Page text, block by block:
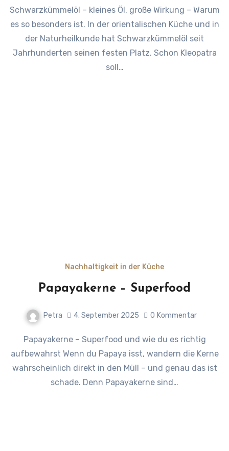
Schwarzkümmelöl – kleines Öl, große Wirkung – Warum
es so besonders ist. In der orientalischen Küche und in
der Naturheilkunde hat Schwarzkümmelöl seit
Jahrhunderten seinen festen Platz. Schon Kleopatra
soll…
Nachhaltigkeit in der Küche
Papayakerne – Superfood
Petra 4. September 2025 0 Kommentar
Papayakerne – Superfood und wie du es richtig
aufbewahrst Wenn du Papaya isst, wandern die Kerne
wahrscheinlich direkt in den Müll – und genau das ist
schade. Denn Papayakerne sind…